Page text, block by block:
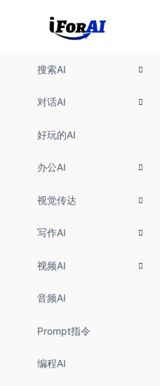
搜索AI
对话AI
好玩的AI
办公AI
视觉传达
写作AI
视频AI
音频AI
Prompt指令
编程AI